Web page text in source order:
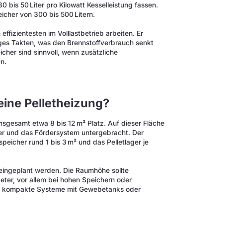
bis 50 Liter pro Kilowatt Kesselleistung fassen.
von 300 bis 500 Litern.
im Volllastbetrieb arbeiten. Er
Takten, was den Brennstoffverbrauch senkt
sind sinnvoll, wenn zusätzliche
Pelletheizung?
etwa 8 bis 12 m² Platz. Auf dieser Fläche
und das Fördersystem untergebracht. Der
rund 1 bis 3 m² und das Pelletlager je
werden. Die Raumhöhe sollte
vor allem bei hohen Speichern oder
Systeme mit Gewebetanks oder